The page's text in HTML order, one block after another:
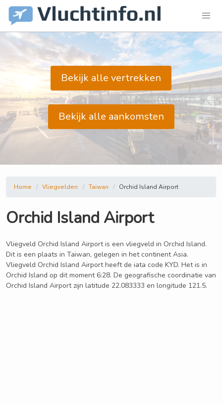
Bekijk alle vertrekken
Bekijk alle aankomsten
Home Vliegvelden Taiwan Orchid Island Airport
Orchid Island Airport
Vliegveld Orchid Island Airport is een vliegveld in Orchid Island.
Dit is een plaats in Taiwan, gelegen in het continent Asia.
Vliegveld Orchid Island Airport heeft de iata code KYD. Het is in
Orchid Island op dit moment 6:28. De geografische coordinatie van
Orchid Island Airport zijn latitude 22.083333 en longitude 121.5.